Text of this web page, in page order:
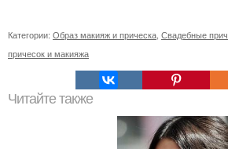
Категории: Образ макияж и прическа Свадебные
причесок и макияжа
Читайте также